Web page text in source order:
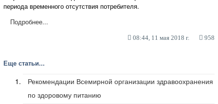
периода временного отсутствия потребителя.
Подробнее...
08:44, 11 мая 2018 г. 958
Еще статьи...
Рекомендации Всемирной организации здравоохранения
по здоровому питанию